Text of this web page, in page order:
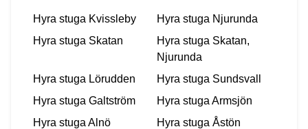
Hyra stuga Kvissleby Hyra stuga Njurunda
Hyra stuga Skatan Hyra stuga Skatan,
Njurunda
Hyra stuga Lörudden Hyra stuga Sundsvall
Hyra stuga Galtström Hyra stuga Armsjön
Hyra stuga Alnö Hyra stuga Åstön